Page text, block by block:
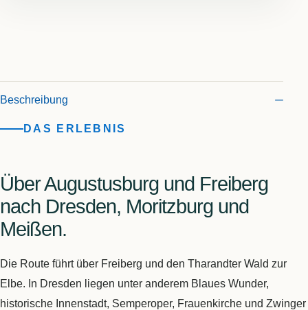
Beschreibung
DAS ERLEBNIS
Über Augustusburg und Freiberg
nach Dresden, Moritzburg und
Meißen.
Die Route führt über Freiberg und den Tharandter Wald zur
Elbe. In Dresden liegen unter anderem Blaues Wunder,
historische Innenstadt, Semperoper, Frauenkirche und Zwinger